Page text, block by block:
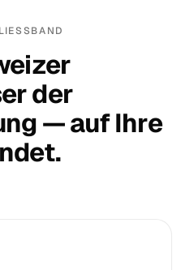
der
— auf Ihre